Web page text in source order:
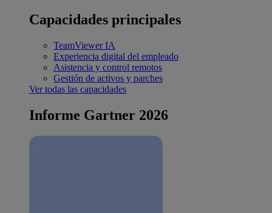
Capacidades principales
TeamViewer IA
Experiencia digital del empleado
Asistencia y control remotos
Gestión de activos y parches
Ver todas las capacidades
Informe Gartner 2026